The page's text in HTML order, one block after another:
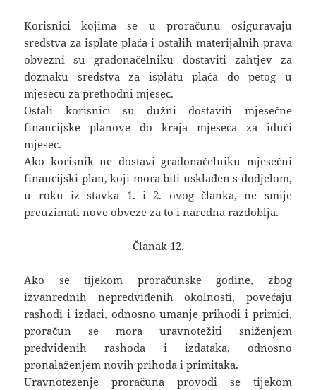
Korisnici kojima se u proračunu osiguravaju
sredstva za isplate plaća i ostalih materijalnih prava
obvezni su gradonačelniku dostaviti zahtjev za
doznaku sredstva za isplatu plaća do petog u
mjesecu za prethodni mjesec.
Ostali korisnici su dužni dostaviti mjesečne
financijske planove do kraja mjeseca za idući
mjesec.
Ako korisnik ne dostavi gradonačelniku mjesečni
financijski plan, koji mora biti usklađen s dodjelom,
u roku iz stavka 1. i 2. ovog članka, ne smije
preuzimati nove obveze za to i naredna razdoblja.
Članak 12.
Ako se tijekom proračunske godine, zbog
izvanrednih nepredviđenih okolnosti, povećaju
rashodi i izdaci, odnosno umanje prihodi i primici,
proračun se mora uravnotežiti sniženjem
predviđenih rashoda i izdataka, odnosno
pronalaženjem novih prihoda i primitaka.
Uravnoteženje proračuna provodi se tijekom